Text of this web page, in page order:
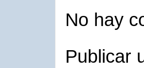
No hay
Publicar